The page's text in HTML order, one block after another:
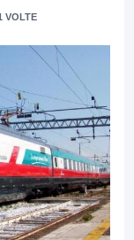
VOLTE